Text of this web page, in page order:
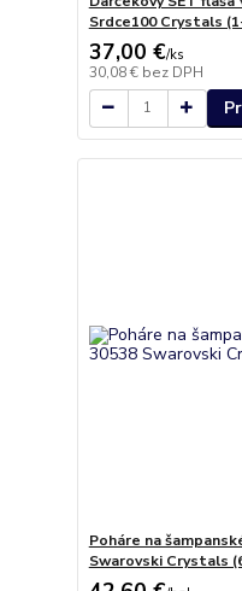
Srdce100 Crystals
37,00 €/ks
30,08 € bez DPH
Poháre na
Swarovski Crystals